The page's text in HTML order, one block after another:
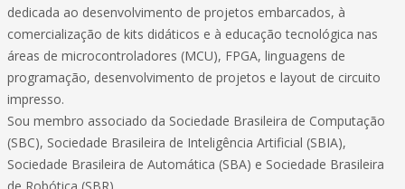
dedicada ao desenvolvimento de projetos embarcados, à
comercialização de kits didáticos e à educação tecnológica nas
áreas de microcontroladores (MCU), FPGA, linguagens de
programação, desenvolvimento de projetos e layout de circuito
impresso.
Sou membro associado da Sociedade Brasileira de Computação
(SBC), Sociedade Brasileira de Inteligência Artificial (SBIA),
Sociedade Brasileira de Automática (SBA) e Sociedade Brasileira